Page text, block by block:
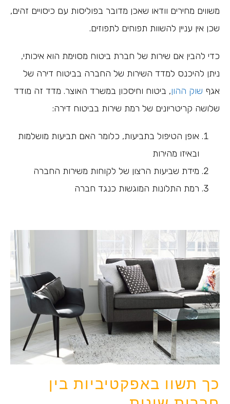
משווים מחירים וודאו שאכן מדובר בפוליסות עם כיסויים זהים,
שכן אין עניין להשוות תפוחים לתפוזים.
כדי להבין אם שירות של חברת ביטוח מסוימת הוא איכותי,
ניתן להיכנס למדד השירות של החברה בביטוח דירה של
אגף שוק ההון, ביטוח וחיסכון במשרד האוצר. מדד זה מודד
שלושה קריטריונים של רמת שירות בביטוח דירה:
אופן הטיפול בתביעות, כלומר האם תביעות מושלמות
ובאיזו מהירות
מידת שביעות הרצון של לקוחות משירות החברה
רמת התלונות המוגשות כנגד חברה
כך תשוו באפקטיביות בין